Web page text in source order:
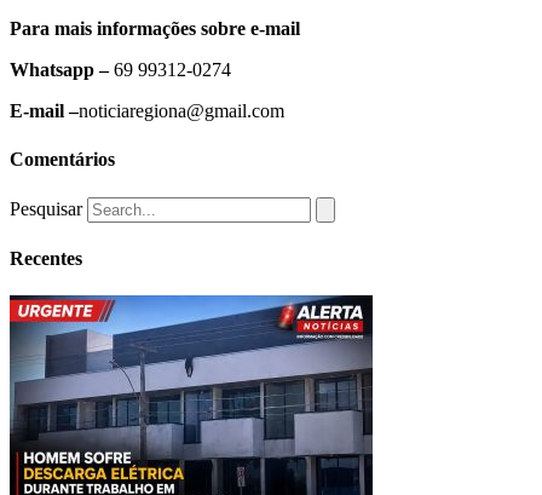
Para mais informações sobre e-mail
Whatsapp –69 99312-0274
E-mail –noticiaregiona@gmail.com
Comentários
Pesquisar
Recentes